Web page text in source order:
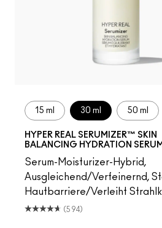
15 ml 30 ml 50 ml
HYPER REAL SERUMIZER™ SKIN
BALANCING HYDRATION SERUM
Serum-Moisturizer-Hybrid,
Ausgleichend/Verfeinernd,
Hautbarriere/Verleiht
(594)